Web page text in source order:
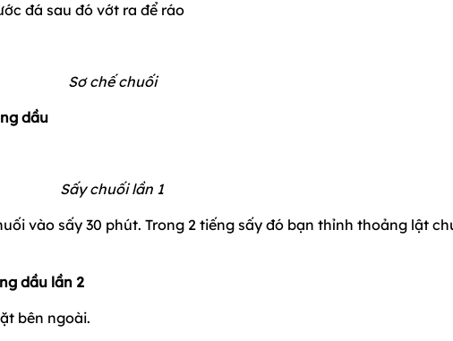
đá sau đó vớt ra để ráo
Sơ chế chuối
dầu
Sấy chuối lần 1
vào sấy 30 phút. Trong 2 tiếng sấy đó bạn thỉnh thoảng lật
dầu lần 2
bên ngoài.